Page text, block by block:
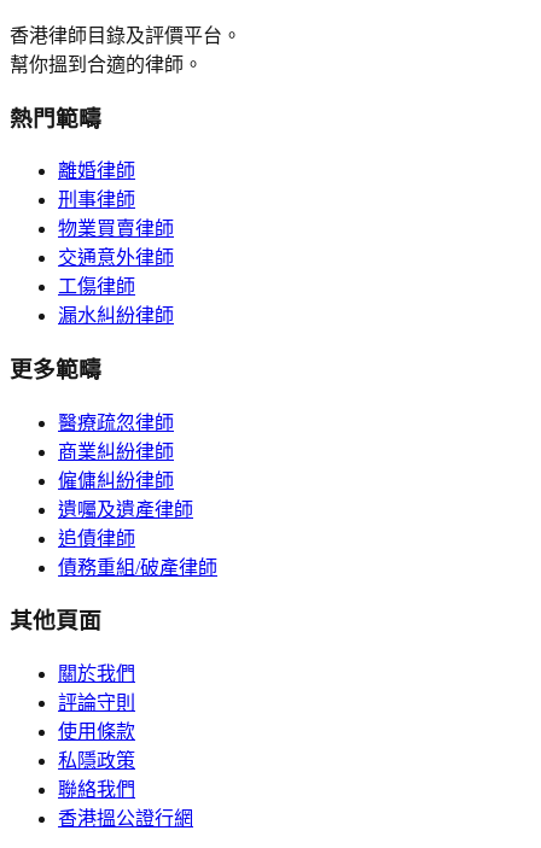
香港律師目錄及評價平台。
幫你搵到合適的律師。
熱門範疇
離婚律師
刑事律師
物業買賣律師
交通意外律師
工傷律師
漏水糾紛律師
更多範疇
醫療疏忽律師
商業糾紛律師
僱傭糾紛律師
遺囑及遺產律師
追債律師
債務重組/破產律師
其他頁面
關於我們
評論守則
使用條款
私隱政策
聯絡我們
香港搵公證行網